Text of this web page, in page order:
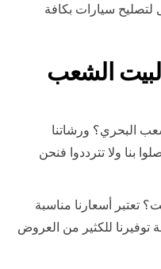
سيارات بكافة
الشعب
البحري؟ ورشاتنا
بنا ولا تترددوا فنحن
تعتبر أسعارنا مناسبة
توفيرنا للكثير من العروض